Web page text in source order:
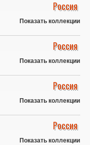
Россия
Показать коллекции
Россия
Показать коллекции
Россия
Показать коллекции
Россия
Показать коллекции